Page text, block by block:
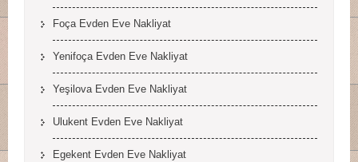
Foça Evden Eve Nakliyat
Yenifoça Evden Eve Nakliyat
Yeşilova Evden Eve Nakliyat
Ulukent Evden Eve Nakliyat
Egekent Evden Eve Nakliyat